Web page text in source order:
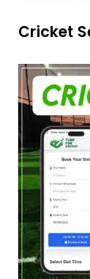
Cricket